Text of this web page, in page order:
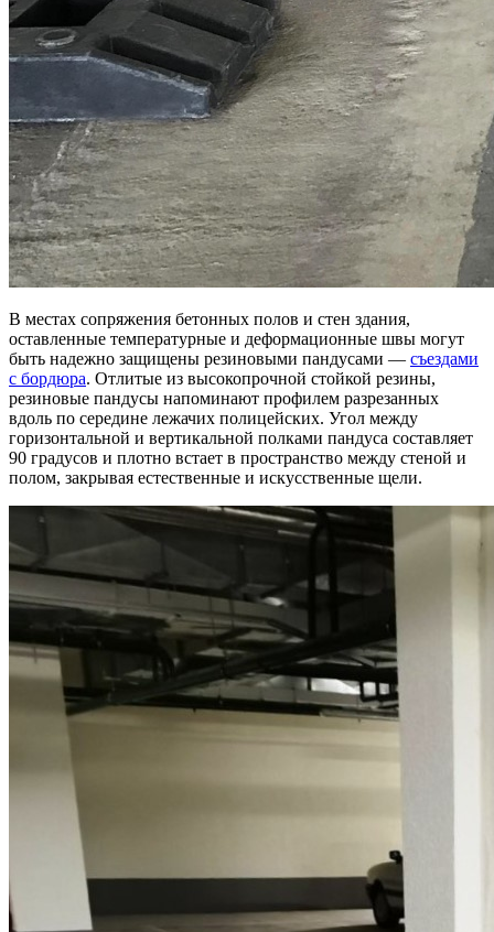
В местах сопряжения бетонных полов и стен здания,
оставленные температурные и деформационные швы могут
быть надежно защищены резиновыми пандусами — съездами
с бордюра. Отлитые из высокопрочной стойкой резины,
резиновые пандусы напоминают профилем разрезанных
вдоль по середине лежачих полицейских. Угол между
горизонтальной и вертикальной полками пандуса составляет
90 градусов и плотно встает в пространство между стеной и
полом, закрывая естественные и искусственные щели.